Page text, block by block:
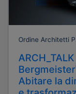
Ordine Architetti
Abitare la